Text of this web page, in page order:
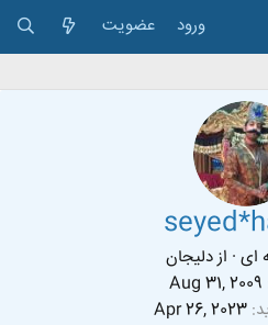
ورود عضویت
ای · ازدلیجان
Aug 31, 2009
Apr 26, 2023